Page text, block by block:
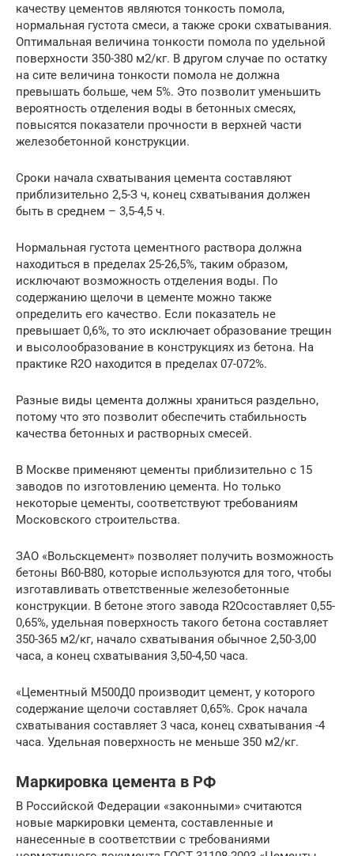
качеству цементов являются тонкость помола,
нормальная густота смеси, а также сроки схватывания.
Оптимальная величина тонкости помола по удельной
поверхности 350-380 м2/кг. В другом случае по остатку
на сите величина тонкости помола не должна
превышать больше, чем 5%. Это позволит уменьшить
вероятность отделения воды в бетонных смесях,
повысятся показатели прочности в верхней части
железобетонной конструкции.
Сроки начала схватывания цемента составляют
приблизительно 2,5-З ч, конец схватывания должен
быть в среднем – 3,5-4,5 ч.
Нормальная густота цементного раствора должна
находиться в пределах 25-26,5%, таким образом,
исключают возможность отделения воды. По
содержанию щелочи в цементе можно также
определить его качество. Если показатель не
превышает 0,6%, то это исключает образование трещин
и высолообразование в конструкциях из бетона. На
практике R2O находится в пределах 07-072%.
Разные виды цемента должны храниться раздельно,
потому что это позволит обеспечить стабильность
качества бетонных и растворных смесей.
В Москве применяют цементы приблизительно с 15
заводов по изготовлению цемента. Но только
некоторые цементы, соответствуют требованиям
Московского строительства.
ЗАО «Вольскцемент» позволяет получить возможность
бетоны В60-В80, которые используются для того, чтобы
изготавливать ответственные железобетонные
конструкции. В бетоне этого завода R2Oсоставляет 0,55-
0,65%, удельная поверхность такого бетона составляет
350-365 м2/кг, начало схватывания обычное 2,50-3,00
часа, а конец схватывания 3,50-4,50 часа.
«Цементный М500Д0 производит цемент, у которого
содержание щелочи составляет 0,65%. Срок начала
схватывания составляет 3 часа, конец схватывания -4
часа. Удельная поверхность не меньше 350 м2/кг.
Маркировка цемента в РФ
В Российской Федерации «законными» считаются
новые маркировки цемента, составленные и
нанесенные в соответствии с требованиями